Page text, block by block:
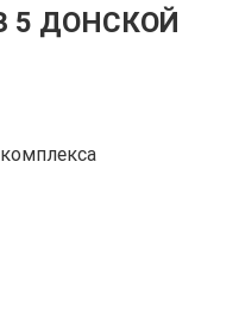
5 ДОНСКОЙ